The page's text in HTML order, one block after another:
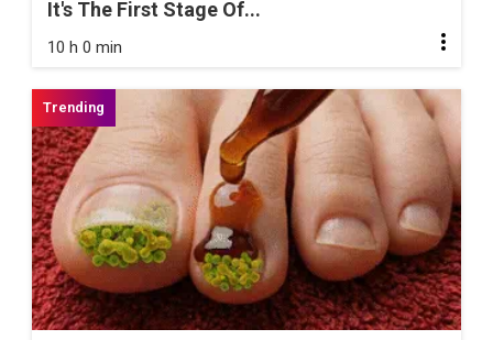
It's The First Stage Of...
10 h 0 min